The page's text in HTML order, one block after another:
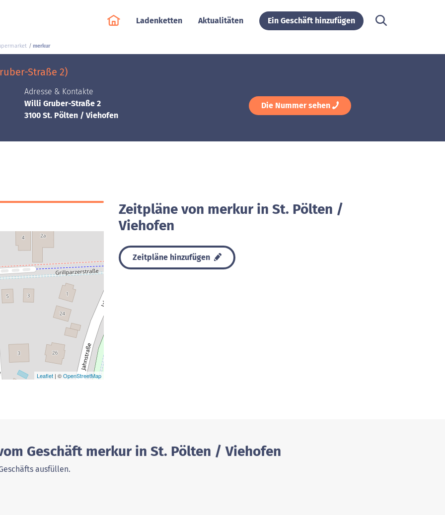
Ladenketten Aktualitäten Ein Geschäft hinzufügen
merkur
Straße 2)
Adresse & Kontakte
Willi Gruber-Straße 2
3100 St. Pölten / Viehofen
Die Nummer sehen
Leaflet | ©OpenStreetMap
Zeitpläne von merkur in St. Pölten /
Viehofen
Zeitpläne hinzufügen
Geschäft merkur in St. Pölten / Viehofen
ausfüllen.